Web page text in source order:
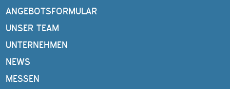
ANGEBOTSFORMULAR
UNSER TEAM
UNTERNEHMEN
NEWS
MESSEN